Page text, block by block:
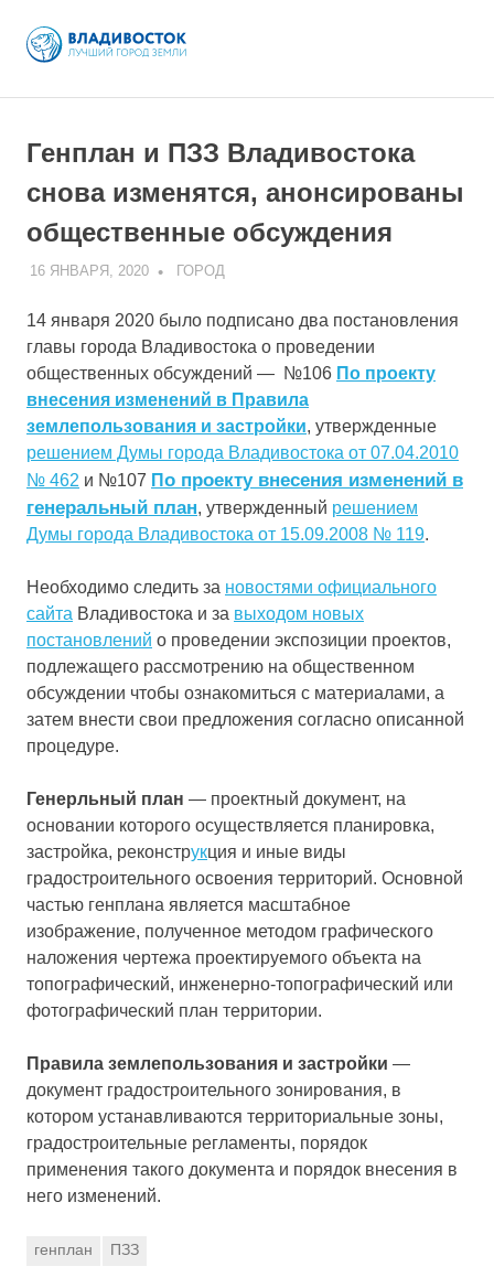
content
Генплан и ПЗЗ Владивостока
снова изменятся, анонсированы
общественные обсуждения
16 ЯНВАРЯ, 2020 ADMIN
ГОРОД
14 января 2020 было подписано два постановления
главы города Владивостока о проведении
общественных обсуждений — №106 По проекту
внесения изменений в Правила
землепользования и застройки, утвержденные
решением Думы города Владивостока от 07.04.2010
№ 462 и №107 По проекту внесения изменений в
генеральный план, утвержденный решением
Думы города Владивостока от 15.09.2008 № 119.
Необходимо следить за новостями официального
сайта Владивостока и за выходом новых
постановлений о проведении экспозиции проектов,
подлежащего рассмотрению на общественном
обсуждении чтобы ознакомиться с материалами, а
затем внести свои предложения согласно описанной
процедуре.
Генерльный план — проектный документ, на
основании которого осуществляется планировка,
застройка, реконструкция и иные виды
градостроительного освоения территорий. Основной
частью генплана является масштабное
изображение, полученное методом графического
наложения чертежа проектируемого объекта на
топографический, инженерно-топографический или
фотографический план территории.
Правила землепользования и застройки —
документ градостроительного зонирования, в
котором устанавливаются территориальные зоны,
градостроительные регламенты, порядок
применения такого документа и порядок внесения в
него изменений.
генплан ПЗЗ